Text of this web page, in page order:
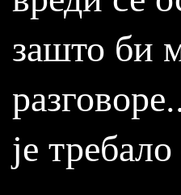
зашто би
је